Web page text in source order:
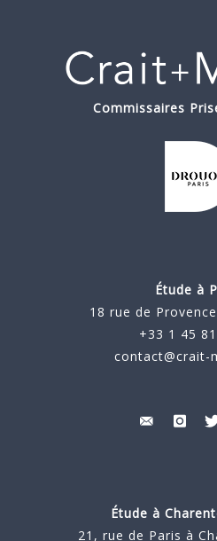
Commissaires
Étude à
18 rue de
+33 1 45
contact@crait-
Étude à
21, rue de Paris à